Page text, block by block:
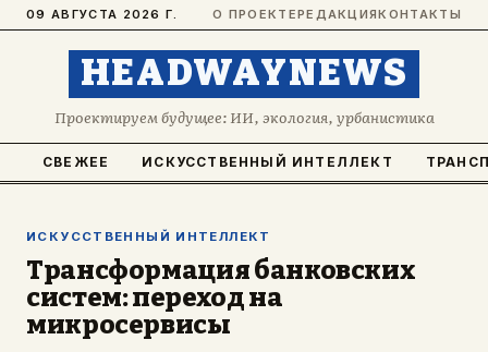
09 АВГУСТА 2026 Г. О ПРОЕКТЕРЕДАКЦИЯКОНТАКТЫ
HEADWAYNEWS
Проектируем будущее: ИИ, экология, урбанистика
СВЕЖЕЕ ИСКУССТВЕННЫЙ ИНТЕЛЛЕКТ
ИСКУССТВЕННЫЙ ИНТЕЛЛЕКТ
Трансформация банковских
систем: переход на
микросервисы